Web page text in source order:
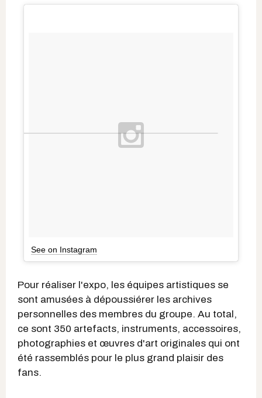
See on Instagram
Pour réaliser l'expo, les équipes artistiques se
sont amusées à dépoussiérer les archives
personnelles des membres du groupe. Au total,
ce sont 350 artefacts, instruments, accessoires,
photographies et œuvres d'art originales qui ont
été rassemblés pour le plus grand plaisir des
fans.